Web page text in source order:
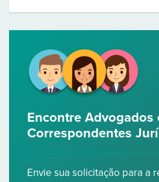
Encontre Advogados
Correspondentes
Envie sua solicitação para a